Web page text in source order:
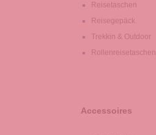
Reisetaschen
Reisegepäck
Trekkin & Outdoor
Rollenreisetaschen
Accessoires